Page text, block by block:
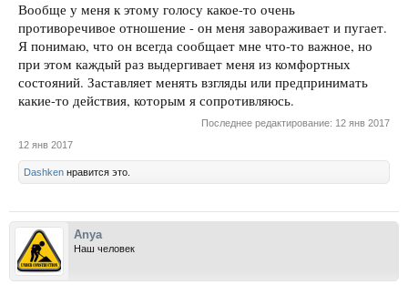
Вообще у меня к этому голосу какое-то очень
противоречивое отношение - он меня завораживает и пугает.
Я понимаю, что он всегда сообщает мне что-то важное, но
при этом каждый раз выдергивает меня из комфортных
состояний. Заставляет менять взгляды или предпринимать
какие-то действия, которым я сопротивляюсь.
Последнее редактирование: 12 янв 2017
12 янв 2017
Dashken нравится это.
Anya
Наш человек